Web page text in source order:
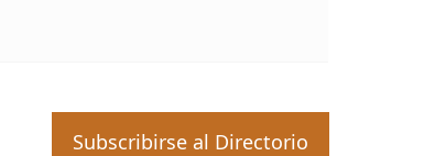
Subscribirse al Directorio